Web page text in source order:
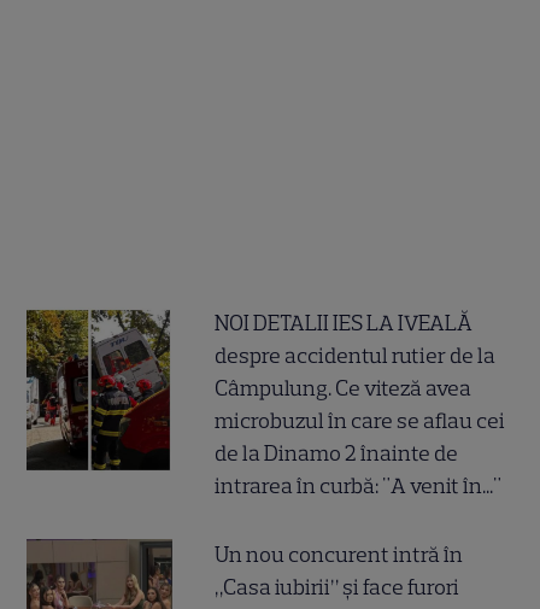
NOI DETALII IES LA IVEALĂ
despre accidentul rutier de la
Câmpulung. Ce viteză avea
microbuzul în care se aflau cei
de la Dinamo 2 înainte de
intrarea în curbă: "A venit în..."
Un nou concurent intră în
„Casa iubirii” și face furori